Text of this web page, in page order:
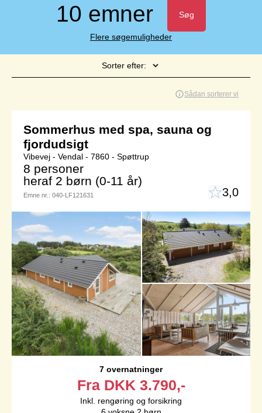
10 emner Søg
Flere søgemuligheder
Sorter efter:
Sådan sorterer vi
Sommerhus med spa, sauna og
fjordudsigt
Vibevej - Vendal - 7860 - Spøttrup
8 personer
heraf 2 børn (0-11 år)
Emne nr.: 040-LF121631 3,0
7 overnatninger
Fra DKK 3.790,-
Inkl. rengøring og forsikring